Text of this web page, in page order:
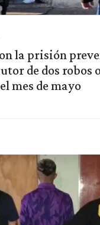
la prisión
de dos robos
mes de mayo